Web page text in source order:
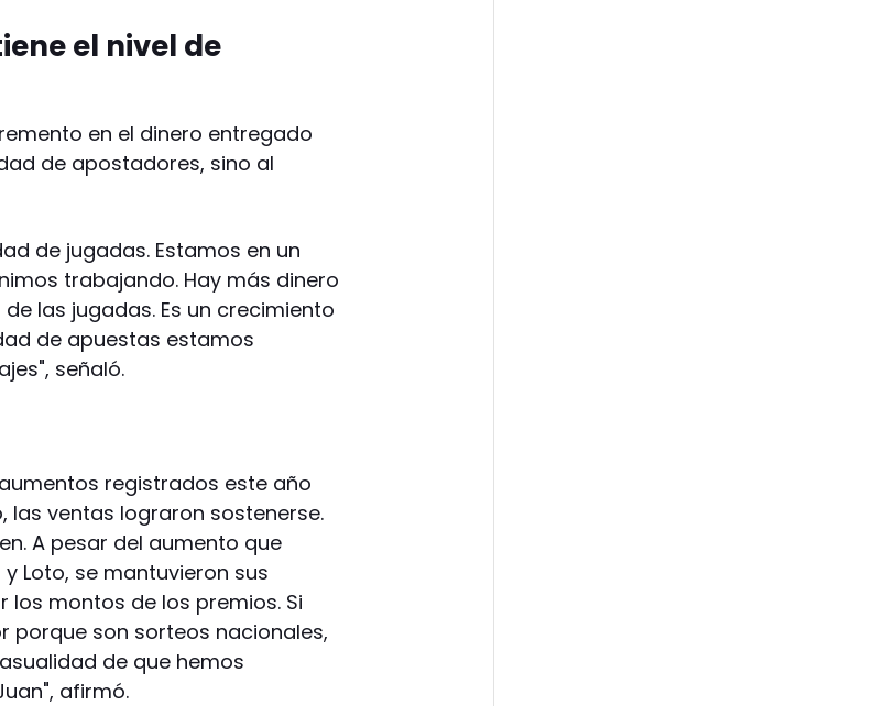
el nivel de
en el dinero entregado
de apostadores, sino al
de jugadas. Estamos en un
trabajando. Hay más dinero
las jugadas. Es un crecimiento
de apuestas estamos
señaló.
registrados este año
las ventas lograron sostenerse.
A pesar del aumento que
Loto, se mantuvieron sus
los montos de los premios. Si
porque son sorteos nacionales,
de que hemos
afirmó.